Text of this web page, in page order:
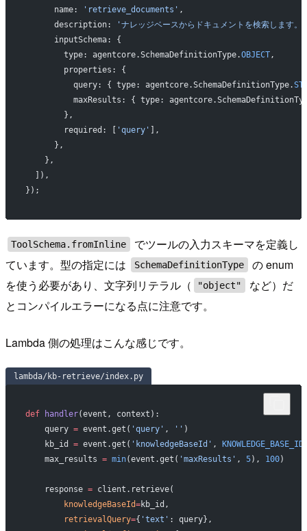
      name:
'retrieve_documents' ,
      description:
'ナレッジベースからドキュメントを検索します。'
      inputSchema: {
        type: agentcore.SchemaDefinitionType.
OBJECT,
        properties: {
          query: { type: agentcore.SchemaDefinitionType.
maxResults: { type:
        },
        required: [
'query'
],
      },
    },
  ]),
});
ToolSchema.fromInline
でツールの入力スキーマを定義し
ています。型の指定には
SchemaDefinitionType
の enum
を使う必要があり、文字列リテラル（
"object"
など）だ
とコンパイルエラーになる点に注意です。
Lambda 側の処理はこんな感じです。
lambda/kb-retrieve/index.py
def handler(event, context):
    query
= event.get( 'query' , '' )
    kb_id
= event.get( 'knowledgeBaseId' , KNOWLEDGE_BASE_ID
    max_results
= min(event.get( 'maxResults' , 5), 100)
    response
= client.retrieve(
        knowledgeBaseId
=kb_id,
        retrievalQuery
={ 'text' : query},